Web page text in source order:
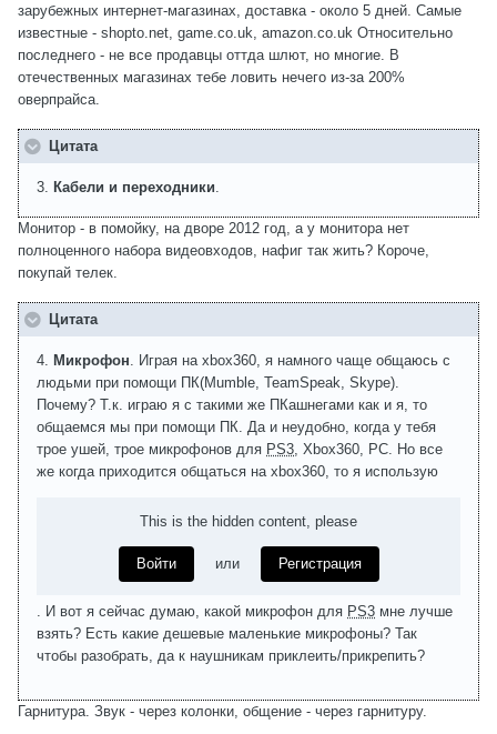
зарубежных интернет-магазинах, доставка - около 5 дней. Самые
известные - shopto.net, game.co.uk, amazon.co.uk Относительно
последнего - не все продавцы оттда шлют, но многие. В
отечественных магазинах тебе ловить нечего из-за 200%
оверпрайса.
Цитата
3. Кабели и переходники.
Монитор - в помойку, на дворе 2012 год, а у монитора нет
полноценного набора видеовходов, нафиг так жить? Короче,
покупай телек.
Цитата
4. Микрофон. Играя на xbox360, я намного чаще общаюсь с
людьми при помощи ПК(Mumble, TeamSpeak, Skype).
Почему? Т.к. играю я с такими же ПКашнегами как и я, то
общаемся мы при помощи ПК. Да и неудобно, когда у тебя
трое ушей, трое микрофонов для PS3, Xbox360, PC. Но все
же когда приходится общаться на xbox360, то я использую
This is the hidden content, please
Войти или Регистрация
. И вот я сейчас думаю, какой микрофон для PS3 мне лучше
взять? Есть какие дешевые маленькие микрофоны? Так
чтобы разобрать, да к наушникам приклеить/прикрепить?
Гарнитура. Звук - через колонки, общение - через гарнитуру.